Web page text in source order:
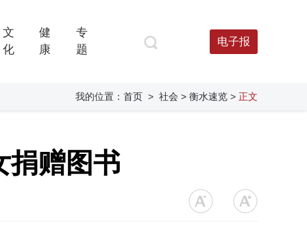
文
化
健
康
专
题
电子报
我的位置： 首页 > 社会 > 衡水速览 > 正文
捐赠图书